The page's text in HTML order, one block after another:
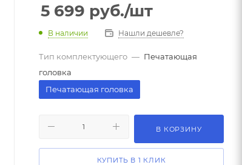
5 699 руб./шт
В наличии Нашли дешевле?
Тип комплектующего — Печатающая
головка
Печатающая головка
В КОРЗИНУ
КУПИТЬ В 1 КЛИК